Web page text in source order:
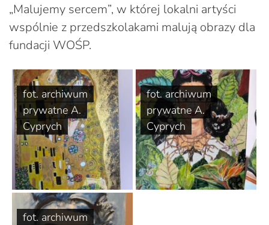
„Malujemy sercem”, w której lokalni artyści
wspólnie z przedszkolakami malują obrazy dla
fundacji WOŚP.
fot. archiwum
prywatne A.
Cyprych
fot. archiwum
prywatne A.
Cyprych
fot. archiwum